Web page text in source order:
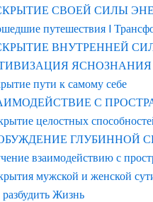
СВОЕЙ СИЛЫ
путешествия |
ВНУТРЕННЕЙ
ЯСНОЗНАНИЯ
пути к самому себе
С
целостных
ГЛУБИННОЙ
взаимодействию с
мужской и женской
Жизнь